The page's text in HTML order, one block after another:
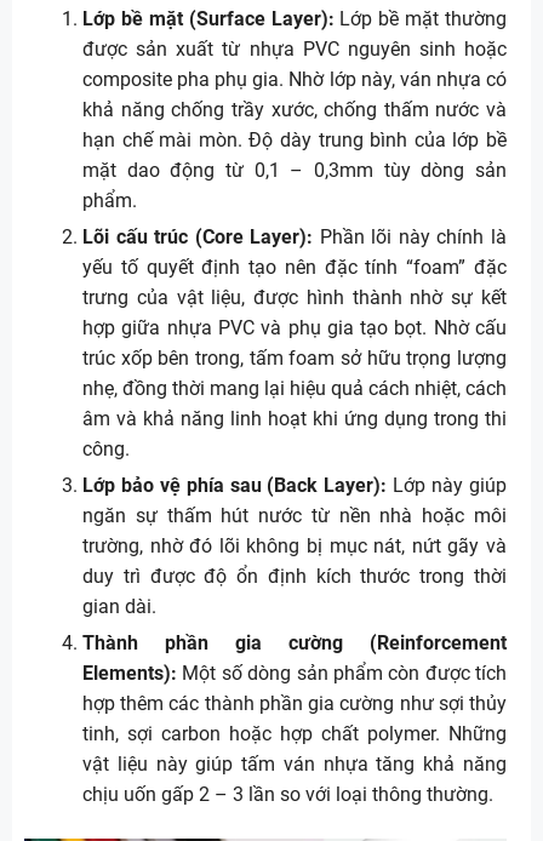
Lớp bề mặt (Surface Layer): Lớp bề mặt thường
được sản xuất từ nhựa PVC nguyên sinh hoặc
composite pha phụ gia. Nhờ lớp này, ván nhựa có
khả năng chống trầy xước, chống thấm nước và
hạn chế mài mòn. Độ dày trung bình của lớp bề
mặt dao động từ 0,1 – 0,3mm tùy dòng sản
phẩm.
Lõi cấu trúc (Core Layer): Phần lõi này chính là
yếu tố quyết định tạo nên đặc tính “foam” đặc
trưng của vật liệu, được hình thành nhờ sự kết
hợp giữa nhựa PVC và phụ gia tạo bọt. Nhờ cấu
trúc xốp bên trong, tấm foam sở hữu trọng lượng
nhẹ, đồng thời mang lại hiệu quả cách nhiệt, cách
âm và khả năng linh hoạt khi ứng dụng trong thi
công.
Lớp bảo vệ phía sau (Back Layer): Lớp này giúp
ngăn sự thấm hút nước từ nền nhà hoặc môi
trường, nhờ đó lõi không bị mục nát, nứt gãy và
duy trì được độ ổn định kích thước trong thời
gian dài.
Thành phần gia cường (Reinforcement
Elements): Một số dòng sản phẩm còn được tích
hợp thêm các thành phần gia cường như sợi thủy
tinh, sợi carbon hoặc hợp chất polymer. Những
vật liệu này giúp tấm ván nhựa tăng khả năng
chịu uốn gấp 2 – 3 lần so với loại thông thường.